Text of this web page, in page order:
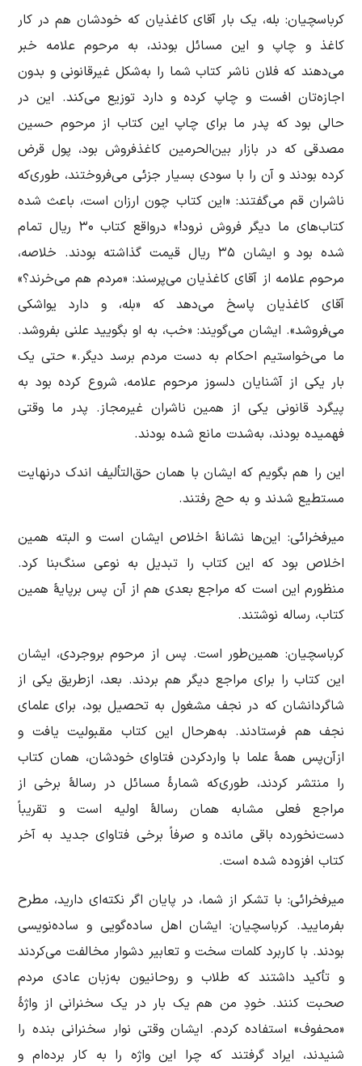
کرباسچیان: بله، یک بار آقای کاغذیان که خودشان هم در کار
کاغذ و چاپ و این مسائل بودند، به مرحوم علامه خبر
می‌دهند که فلان ناشر کتاب شما را به‌شکل غیرقانونی و بدون
اجازه‌تان افست و چاپ کرده و دارد توزیع می‌کند. این در
حالی بود که پدر ما برای چاپ این کتاب از مرحوم حسین
مصدقی که در بازار بین‌الحرمین کاغذفروش بود، پول قرض
کرده بودند و آن را با سودی بسیار جزئی می‌فروختند، طوری‌که
ناشران قم می‌گفتند: «این کتاب چون ارزان است، باعث شده
کتاب‌های ما دیگر فروش نرود!» درواقع کتاب ۳۰ ریال تمام
شده بود و ایشان ۳۵ ریال قیمت گذاشته بودند. خلاصه،
مرحوم علامه از آقای کاغذیان می‌پرسند: «مردم هم می‌خرند؟»
آقای کاغذیان پاسخ می‌دهد که «بله، و دارد یواشکی
می‌فروشد». ایشان می‌گویند: «خب، به او بگویید علنی بفروشد.
ما می‌خواستیم احکام به دست مردم برسد دیگر.» حتی یک
بار یکی از آشنایان دلسوز مرحوم علامه، شروع کرده بود به
پیگرد قانونی یکی از همین ناشران غیرمجاز. پدر ما وقتی
فهمیده بودند، به‌شدت مانع شده بودند.
این را هم بگویم که ایشان با همان حق‌التألیف اندک درنهایت
مستطیع شدند و به حج رفتند.
میرفخرائی: این‌ها نشانۀ اخلاص ایشان است و البته همین
اخلاص بود که این کتاب را تبدیل به نوعی سنگ‌بنا کرد.
منظورم این است که مراجع بعدی هم از آن ‌پس برپایۀ همین
کتاب، رساله نوشتند.
کرباسچیان: همین‌طور است. پس از مرحوم بروجردی، ایشان
این کتاب را برای مراجع دیگر هم بردند. بعد، ازطریق یکی از
شاگردانشان که در نجف مشغول به تحصیل بود، برای علمای
نجف هم فرستادند. به‌هرحال این کتاب مقبولیت یافت و
ازآن‌پس همۀ علما با واردکردن فتاوای خودشان، همان کتاب
را منتشر کردند، طوری‌که شمارۀ مسائل در رسالۀ برخی از
مراجع فعلی مشابه همان رسالۀ اولیه است و تقریباً
دست‌نخورده باقی مانده و صرفاً برخی فتاوای جدید به آخر
کتاب افزوده شده است.
میرفخرائی: با تشکر از شما، در پایان اگر نکته‌ای دارید، مطرح
بفرمایید. کرباسچیان: ایشان اهل ساده‌گویی و ساده‌نویسی
بودند. با کاربرد کلمات سخت و تعابیر دشوار مخالفت می‌کردند
و تأکید داشتند که طلاب و روحانیون به‌زبان عادی مردم
صحبت کنند. خودِ من هم یک بار در یک سخنرانی از واژۀ
«محفوف» استفاده کردم. ایشان وقتی نوار سخنرانی بنده را
شنیدند، ایراد گرفتند که چرا این واژه را به کار برده‌ام و